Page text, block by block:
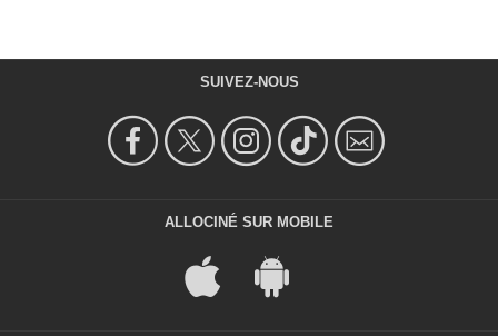
SUIVEZ-NOUS
ALLOCINÉ SUR MOBILE